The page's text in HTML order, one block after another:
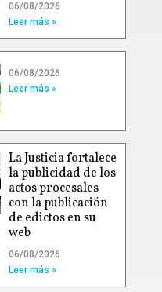
06/08/2026
Leer más »
06/08/2026
Leer más »
La Justicia fortalece
la publicidad de los
actos procesales
con la publicación
de edictos en su
web
06/08/2026
Leer más »